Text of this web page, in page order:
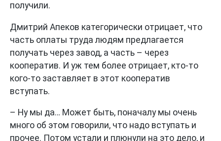
получили.
Дмитрий Апеков категорически отрицает, что
часть оплаты труда людям предлагается
получать через завод, а часть – через
кооператив. И уж тем более отрицает, кто-то
кого-то заставляет в этот кооператив
вступать.
– Ну мы да… Может быть, поначалу мы очень
много об этом говорили, что надо вступать и
прочее. Потом устали и плюнули на это дело, и